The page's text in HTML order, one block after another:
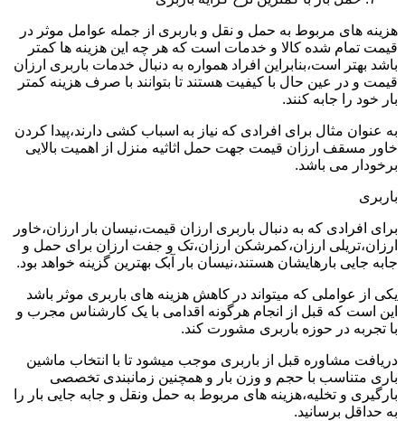
هزینه های مربوط به حمل و نقل و باربری از جمله عوامل موثر در
قیمت تمام شده کالا و خدمات است که هر چه این هزینه ها کمتر
باشد بهتر است،بنابراین افراد همواره به دنبال خدمات باربری ارزان
قیمت و در عین حال با کیفیت هستند تا بتوانند با صرف هزینه کمتر
بار خود را جابه کنند.
به عنوان مثال برای افرادی که نیاز به اسباب کشی دارند،پیدا کردن
خاور مسقف ارزان قیمت جهت حمل اثاثیه منزل از اهمیت بالایی
برخودار می باشد.
باربری
برای افرادی که به دنبال باربری ارزان قیمت،نیسان بار ارزان،خاور
ارزان،تریلی ارزان،کمرشکن ارزان،تک و جفت ارزان برای حمل و
جابه جایی بارهایشان هستند،نیسان بار آبک بهترین گزینه خواهد بود.
یکی از عواملی که میتواند در کاهش هزینه های باربری موثر باشد
این است که قبل از انجام هرگونه اقدامی با یک کارشناس مجرب و
با تجربه در حوزه باربری مشورت کند.
دریافت مشاوره قبل از باربری موجب میشود تا با انتخاب ماشین
باری متناسب با حجم و وزن بار و همچنین زمانبندی تخصصی
بارگیری و تخلیه،هزینه های مربوط به حمل ونقل و جابه جایی بار را
به حداقل برسانید.